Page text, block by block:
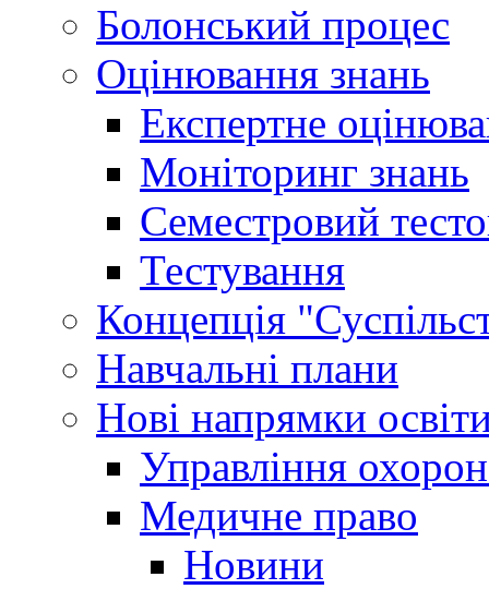
Болонський процес
Оцінювання знань
Експертне
Моніторинг знань
Семестровий
Тестування
Концепція
Навчальні плани
Нові напрямки
Управління
Медичне право
Новини